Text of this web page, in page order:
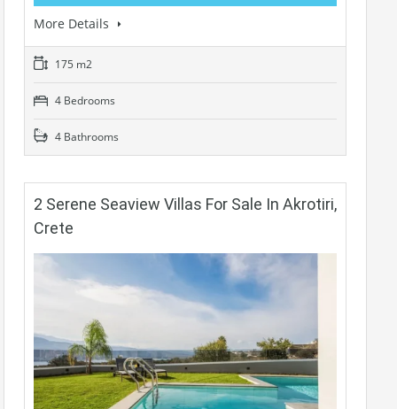
More Details
175 m2
4 Bedrooms
4 Bathrooms
2 Serene Seaview Villas For Sale In Akrotiri,
Crete